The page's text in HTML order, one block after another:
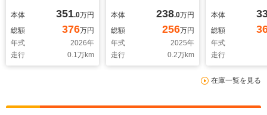
ド/360度カメ
ラ/AppleCarPlay/AndroidAuto/
シートヒーター/シー
トクーラー/パノラマ
サンルーフ/衝突被害
本体 351.0万円
総額
376万円
年式
2026年
走行
0.1万km
車/弊社試乗車/アダプ
ティブクルーズコント
ロール/360度カメラ/
衝突軽減ブレー
キ/AppleCarPlay/AndroidAuto/
本体 238.0万円
総額
256万円
年式
2025年
走行
0.2万km
ブクルーズコ
ル 回転式タ
ル式ナビゲ
サラウンドビ
ラ
本体
総額
年式
走行
在庫一覧を見る